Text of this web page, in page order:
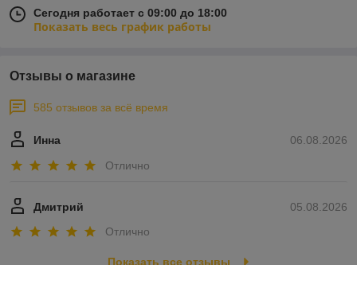
Сегодня работает с 09:00 до 18:00
Показать весь график работы
Отзывы о магазине
585 отзывов за всё время
06.08.2026
Инна
Отлично
05.08.2026
Дмитрий
Отлично
Показать все отзывы